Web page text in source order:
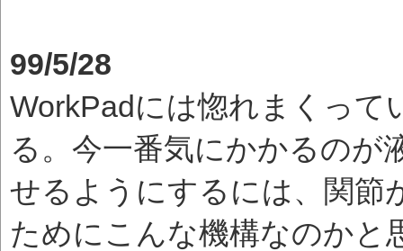
99/5/28
WorkPadには惚れまくって
る。今一番気にかかるのが
せるようにするには、関節
ためにこんな機構なのかと